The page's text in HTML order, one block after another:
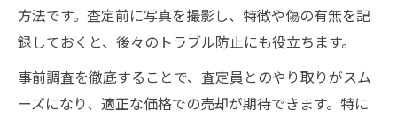
方法です。査定前に写真を撮影し、特徴や傷の有無を記
録しておくと、後々のトラブル防止にも役立ちます。
事前調査を徹底することで、査定員とのやり取りがスム
ーズになり、適正な価格での売却が期待できます。特に